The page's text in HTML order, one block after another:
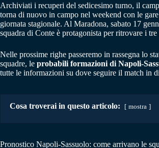
Archiviati i recuperi del sedicesimo turno, il
torna di nuovo in campo nel weekend con le
giornata stagionale. Al Maradona, sabato 17
squadra di Conte è protagonista per ritrovare i tre
Nelle prossime righe passeremo in rassegna lo
squadre, le probabili formazioni di Napoli-
tutte le informazioni su dove seguire il match in
Cosa troverai in questo articolo: mostra
Pronostico Napoli-Sassuolo: come arrivano le